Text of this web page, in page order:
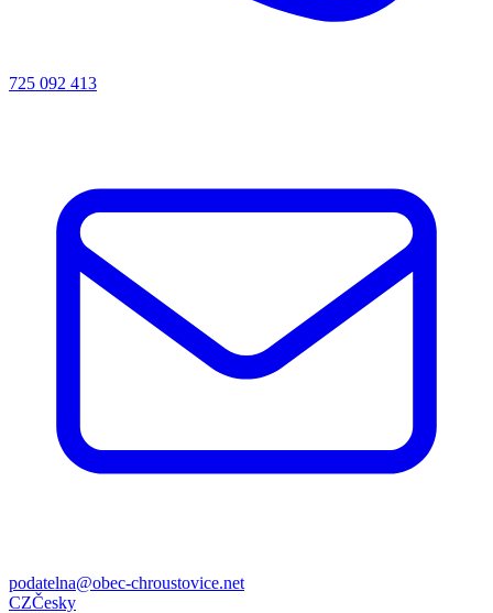
725 092 413
podatelna@obec-chroustovice.net
CZČesky